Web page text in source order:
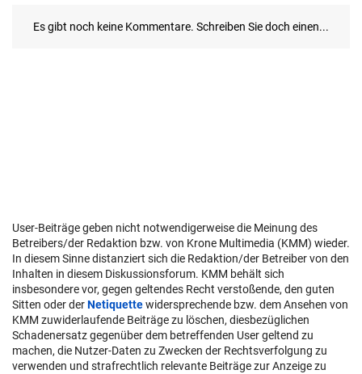
User-Beiträge geben nicht notwendigerweise die Meinung des
Betreibers/der Redaktion bzw. von Krone Multimedia (KMM) wieder.
In diesem Sinne distanziert sich die Redaktion/der Betreiber von den
Inhalten in diesem Diskussionsforum. KMM behält sich
insbesondere vor, gegen geltendes Recht verstoßende, den guten
Sitten oder derNetiquettewidersprechende bzw. dem Ansehen von
KMM zuwiderlaufende Beiträge zu löschen, diesbezüglichen
Schadenersatz gegenüber dem betreffenden User geltend zu
machen, die Nutzer-Daten zu Zwecken der Rechtsverfolgung zu
verwenden und strafrechtlich relevante Beiträge zur Anzeige zu